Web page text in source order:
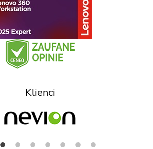
Klienci